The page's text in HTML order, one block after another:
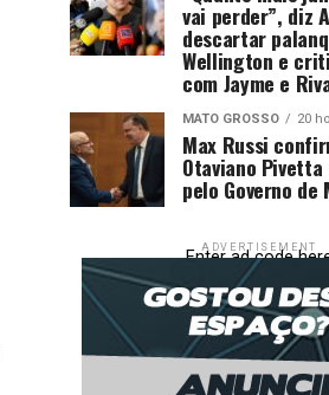
vai perder”, diz
descartar
Wellington e
com Jayme e
MATO GROSSO 20
Max Russi
Otaviano
pelo Governo de
ADVERTISEMENT
Enter ad code